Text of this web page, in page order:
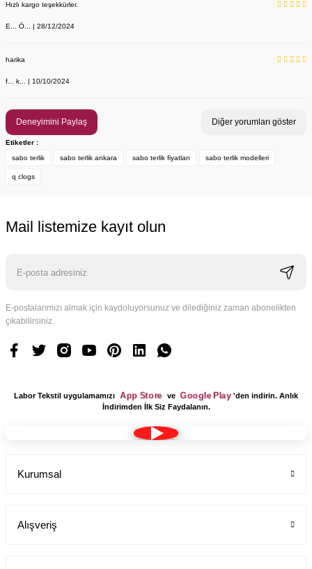
Labor Medikal Tekstil
Hızlı kargo teşekkürler.
E... Ö... | 28/12/2024
harika
f... k... | 10/10/2024
Deneyimini Paylaş Diğer yorumları göster
Etiketler :
sabo terlik
sabo terlik ankara sabo terlik fiyatları sabo terlik modelleri
q clogs
Mail listemize kayıt olun
E-postalarımızı almak için kaydoluyorsunuz ve dilediğiniz zaman abonelikten
çıkabilirsiniz.
Labor Tekstil uygulamamızı App Store ve Google Play 'den indirin. Anlık
İndirimden İlk Siz Faydalanın.
Kurumsal
Alışveriş